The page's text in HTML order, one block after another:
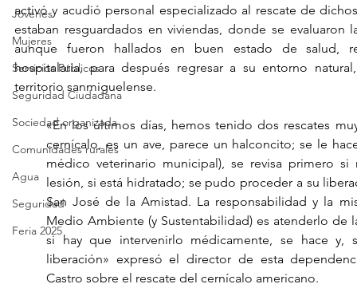
Jóvenes
Mujeres
Servicios Públicos
Seguridad Ciudadana
Sociedad organizada
Comunidades rurales
Agua
Seguridad
Feria 2025
activó y acudió personal especializado al rescate de
estaban resguardados en viviendas, donde se evaluaron
aunque fueron hallados en buen estado de salud,
hospitalaria, para después regresar a su entorno
territorio sanmiguelense.
«En los últimos días, hemos tenido dos rescates
cernícalo, es un ave, parece un halconcito; se le
médico veterinario municipal), se revisa primero
lesión, si está hidratado; se pudo proceder a su
San José de la Amistad. La responsabilidad y la
Medio Ambiente (y Sustentabilidad) es atenderlo de
si hay que intervenirlo médicamente, se hace
liberación» expresó el director de esta
Castro sobre el rescate del cernícalo americano.